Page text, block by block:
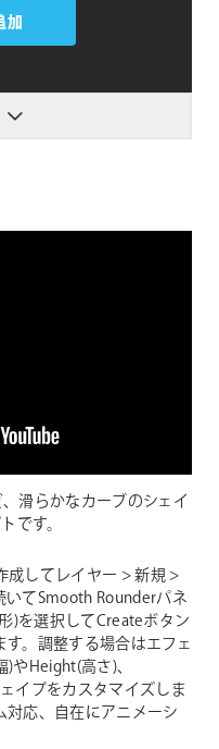
加
滑らかなカーブのシェイ
です。
成してレイヤー > 新規 >
いてSmooth Rounderパネ
)を選択してCreateボタン
。調整する場合はエフェ
やHeight(高さ)、
イプをカスタマイズしま
対応、自在にアニメーシ